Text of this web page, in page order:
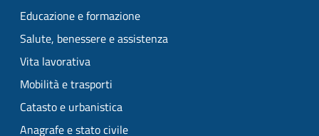
Educazione e formazione
Salute, benessere e assistenza
Vita lavorativa
Mobilità e trasporti
Catasto e urbanistica
Anagrafe e stato civile